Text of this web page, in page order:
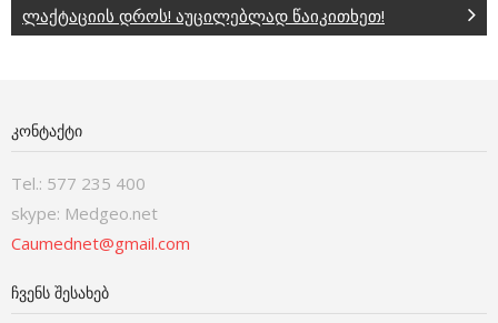
ლაქტაციის დროს! აუცილებლად წაიკითხეთ!
ᲙᲝᲜᲢᲐᲥᲢᲘ
Tel.: 577 235 400
skype: Medgeo.net
Caumednet@gmail.com
ᲩᲕᲔᲜᲡ ᲨᲔᲡᲐᲮᲔᲑ